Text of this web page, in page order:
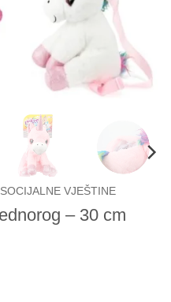
SOCIJALNE VJEŠTINE
– 30 cm